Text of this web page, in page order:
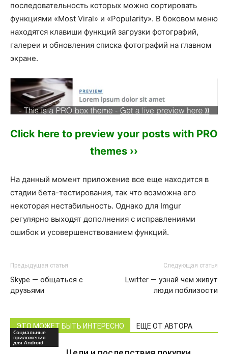
последовательность которых можно сортировать
функциями «Most Viral» и «Popularity». В боковом меню
находятся клавиши функций загрузки фотографий,
галереи и обновления списка фотографий на главном
экране.
Click here to preview your posts with PRO
themes ››
На данный момент приложение все еще находится в
стадии бета-тестирования, так что возможна его
некоторая нестабильность. Однако для Imgur
регулярно выходят дополнения с исправлениями
ошибок и усовершенствованием функций.
Предыдущая статья
Skype — общаться с
друзьями
Следующая статья
Lwitter — узнай чем живут
люди поблизости
ЭТО МОЖЕТ БЫТЬ ИНТЕРЕСНО ЕЩЕ ОТ АВТОРА
Социальные
приложения
для Android